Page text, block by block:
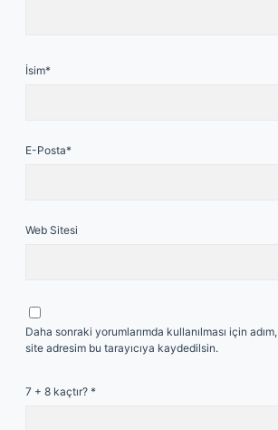
İsim*
E-Posta*
Web Sitesi
Daha sonraki yorumlarımda kullanılması için
site adresim bu tarayıcıya kaydedilsin.
7 + 8 kaçtır? *